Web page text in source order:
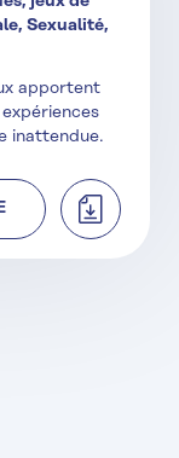
Sexualité,
apportent
inattendue.